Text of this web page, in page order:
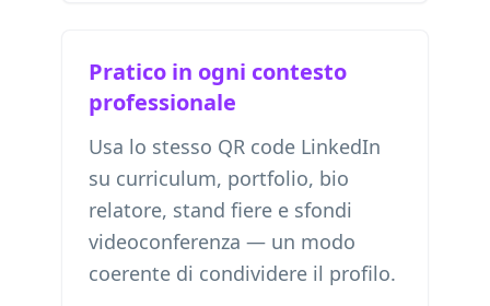
Pratico in ogni contesto
professionale
Usa lo stesso QR code LinkedIn
su curriculum, portfolio, bio
relatore, stand fiere e sfondi
videoconferenza — un modo
coerente di condividere il profilo.